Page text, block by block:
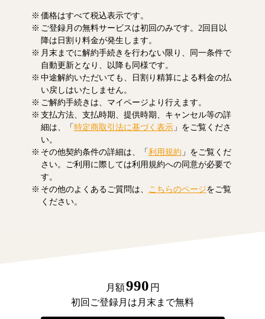
価格はすべて税込表示です。
ご登録月の無料サービスは初回のみです。2回目以
降は日割り料金が発生します。
月末までに解約手続きを行わない限り、同一条件で
自動更新となり、以降も同様です。
中途解約いただいても、日割り精算による料金の払
い戻しはいたしません。
ご解約手続きは、マイページより行えます。
支払方法、支払時期、提供時期、キャンセル等の詳
細は、「特定商取引法に基づく表示」をご覧くださ
い。
その他契約条件の詳細は、「利用規約 」をご覧くだ
さい。ご利用に際しては利用規約への同意が必要で
す。
その他のよくあるご質問は、
こちらのページをご覧
ください。
月額990 円
初回ご登録月は月末まで無料